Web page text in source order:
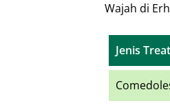
Wajah di
Jenis